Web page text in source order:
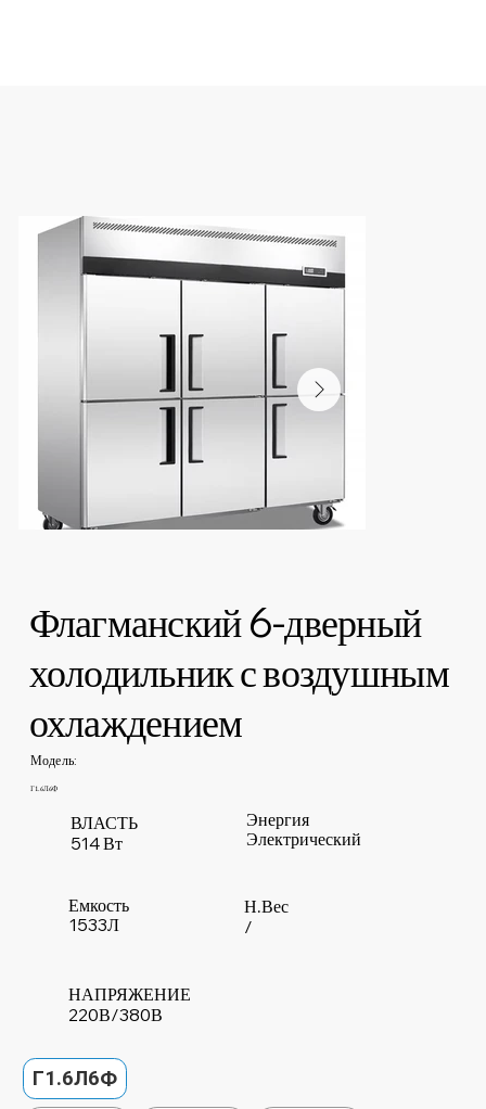
Флагманский 6-дверный
холодильник с воздушным
охлаждением
Модель:
Г1.6Л6Ф
ВЛАСТЬ
514 Вт
220В/380В
НАПРЯЖЕНИЕ
/
Н.Вес
1533Л
Емкость
Электрический
Энергия
Г1.6Л6Ф